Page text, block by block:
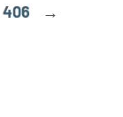
406 →